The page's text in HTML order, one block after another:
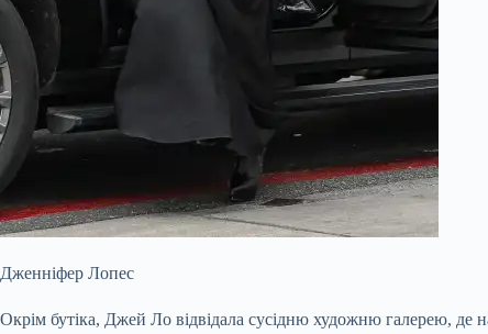
Дженніфер Лопес
Окрім бутіка, Джей Ло відвідала сусідню художню галерею, де